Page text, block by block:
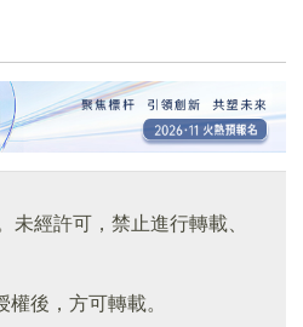
經許可，禁止進行轉載、
權後，方可轉載。